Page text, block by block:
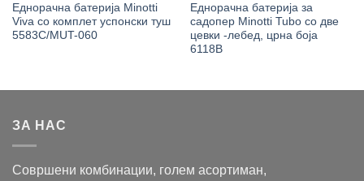
Еднорачна батерија Minotti
Viva со комплет успонски туш
5583C/MUT-060
Еднорачна батерија за
садопер Minotti Tubo со две
цевки -лебед, црна боја
6118B
ЗА НАС
Совршени комбинации, голем асортиман,